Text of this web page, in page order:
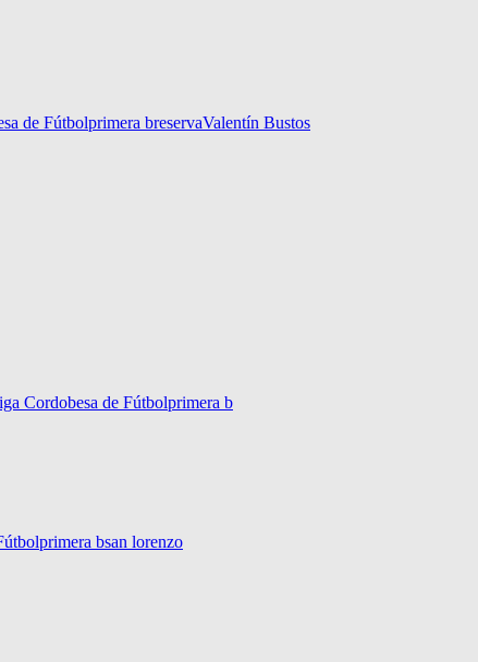
de Fútbolprimera breservaValentín Bustos
Cordobesa de Fútbolprimera b
primera bsan lorenzo